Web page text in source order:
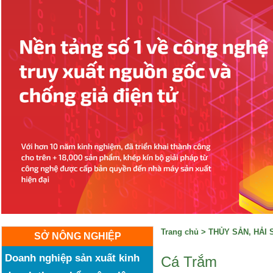
SỞ NÔNG NGHIỆP
Doanh nghiệp sản xuất kinh
Trang chủ > THỦY SẢN, HẢI
Cá Trắm